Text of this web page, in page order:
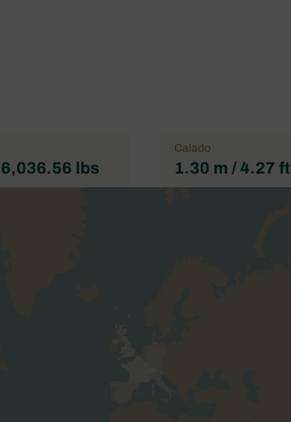
lbs
Calado
1.30 m / 4.27 ft